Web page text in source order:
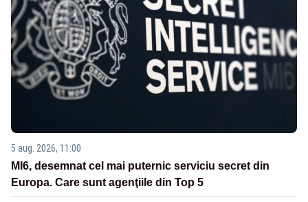
5 aug. 2026, 11:00
MI6, desemnat cel mai puternic serviciu secret din
Europa. Care sunt agenţiile din Top 5